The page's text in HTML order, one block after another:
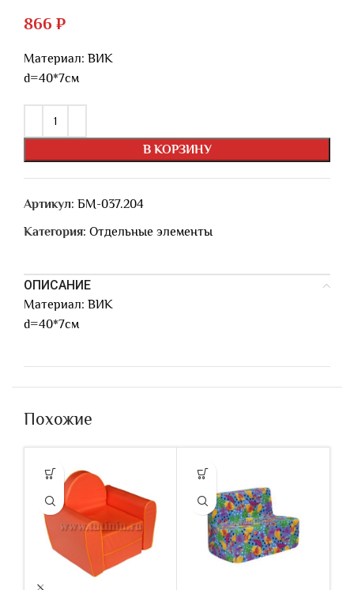
866 ₽
Материал: ВИК
d=40*7см
В КОРЗИНУ
Артикул: БМ-037.204
Категория: Отдельные элементы
ОПИСАНИЕ
Материал: ВИК
d=40*7см
Похожие